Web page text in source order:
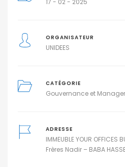
17 - 02 - 2025
ORGANISATEUR
UNIDEES
CATÉGORIE
Gouvernance et
ADRESSE
IMMEUBLE YOUR OFFICES
Frères Nadir – BABA